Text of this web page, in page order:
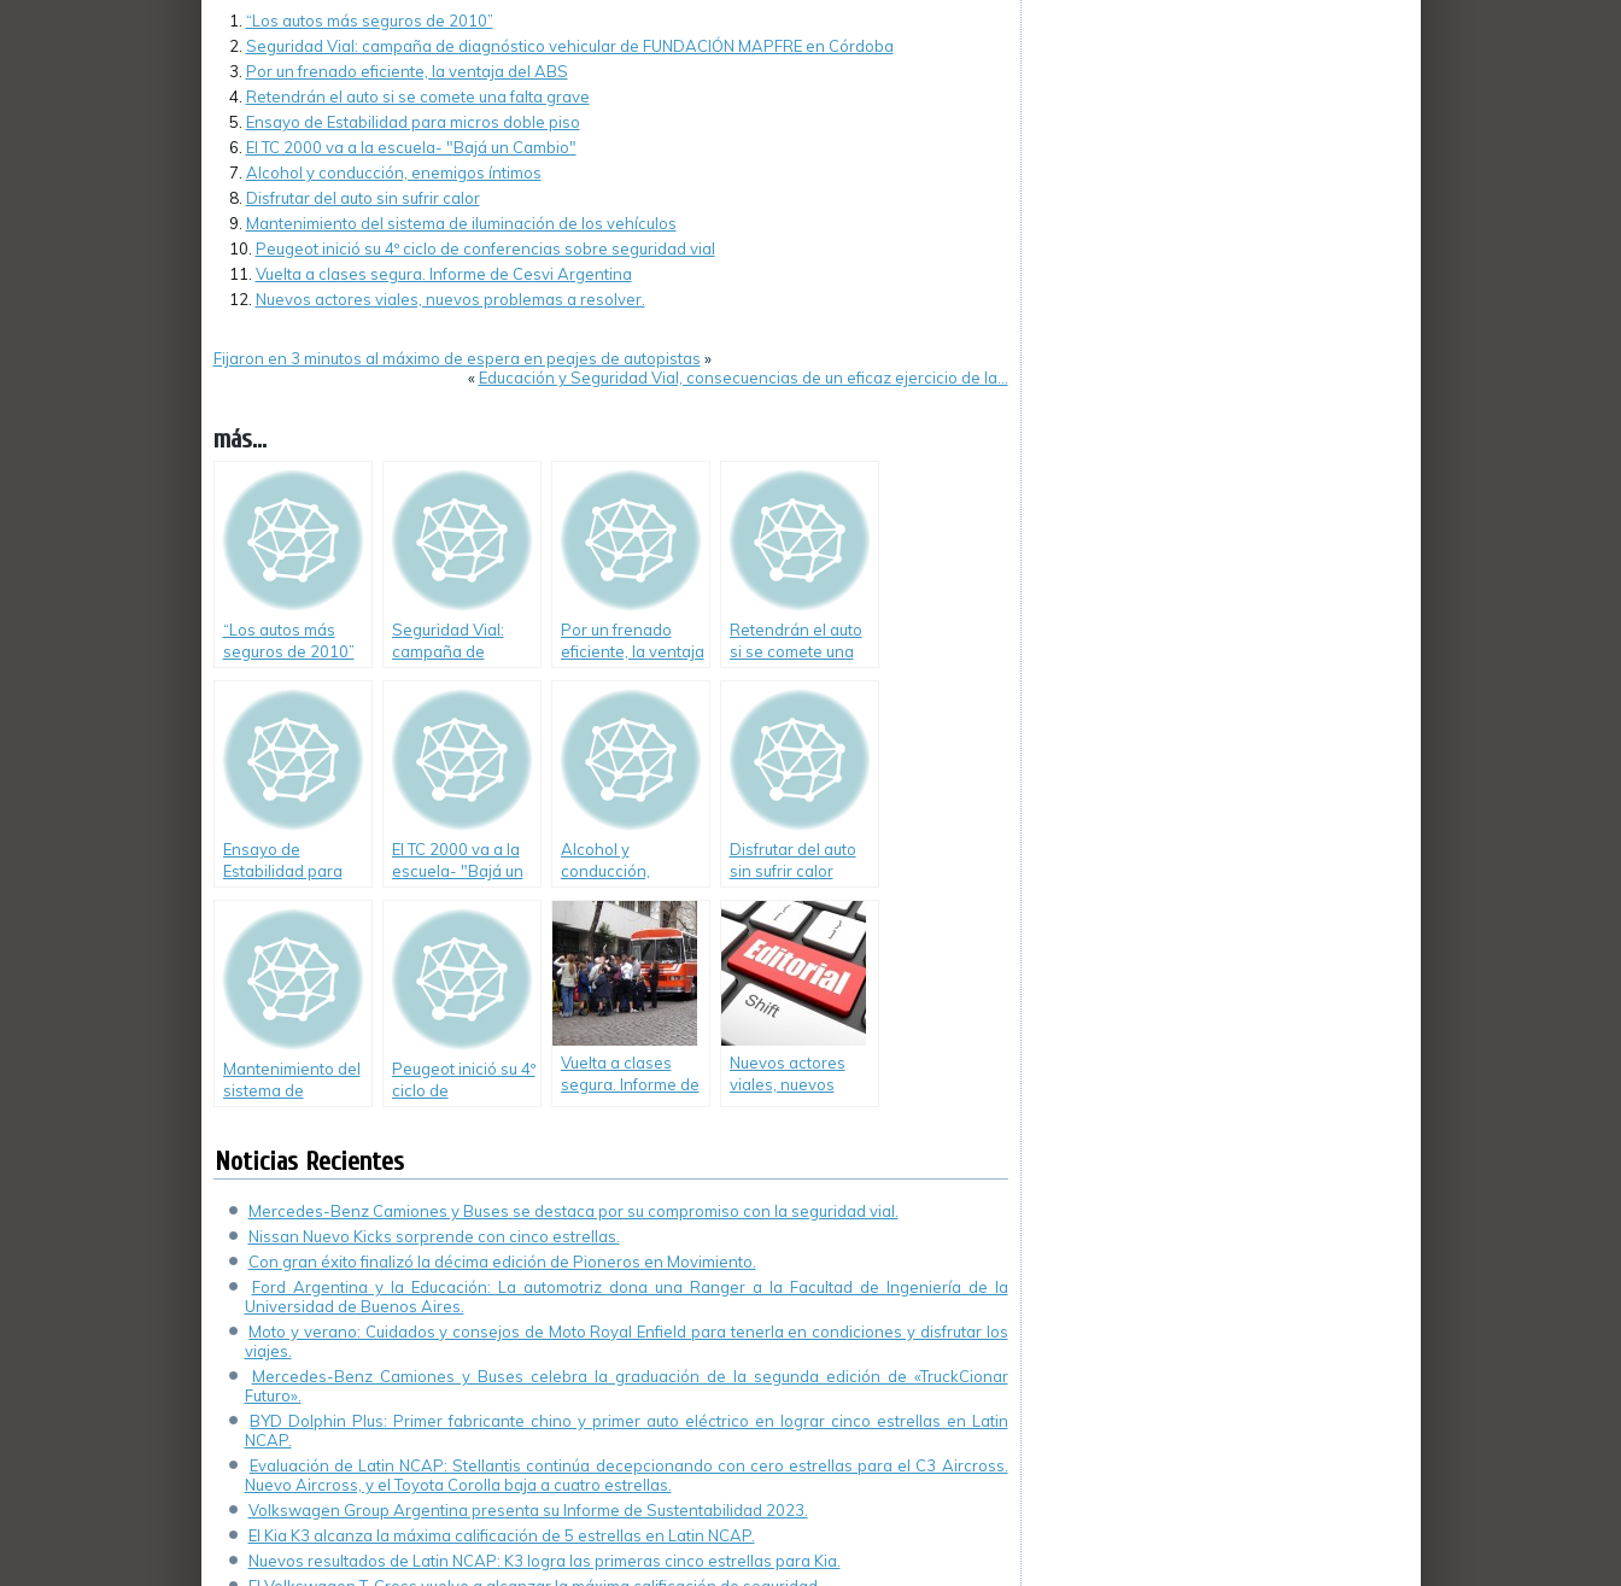
“Los autos más seguros de 2010”
Seguridad Vial: campaña de diagnóstico vehicular de FUNDACIÓN MAPFRE en Córdoba
Por un frenado eficiente, la ventaja del ABS
Retendrán el auto si se comete una falta grave
Ensayo de Estabilidad para micros doble piso
El TC 2000 va a la escuela- "Bajá un Cambio"
Alcohol y conducción, enemigos íntimos
Disfrutar del auto sin sufrir calor
Mantenimiento del sistema de iluminación de los vehículos
Peugeot inició su 4º ciclo de conferencias sobre seguridad vial
Vuelta a clases segura. Informe de Cesvi Argentina
Nuevos actores viales, nuevos problemas a resolver.
Fijaron en 3 minutos al máximo de espera en peajes de autopistas »
«Educación y Seguridad Vial, consecuencias de un eficaz ejercicio de la…
más...
“Los autos más
seguros de 2010”
Seguridad Vial:
campaña de
vehicular de
FUNDACIÓN
MAPFRE en
Córdoba
Por un frenado
eficiente, la ventaja
Retendrán el auto
si se comete una
Ensayo de
Estabilidad para
El TC 2000 va a la
escuela- "Bajá un
Alcohol y
conducción,
Disfrutar del auto
sin sufrir calor
Mantenimiento del
sistema de
Peugeot inició su 4º
ciclo de
Vuelta a clases
segura. Informe de
Nuevos actores
viales, nuevos
Noticias Recientes
Mercedes-Benz Camiones y Buses se destaca por su compromiso con la seguridad vial.
Nissan Nuevo Kicks sorprende con cinco estrellas.
Con gran éxito finalizó la décima edición de Pioneros en Movimiento.
Ford Argentina y la Educación: La automotriz dona una Ranger a la Facultad de Ingeniería de la
Universidad de Buenos Aires.
Moto y verano: Cuidados y consejos de Moto Royal Enfield para tenerla en condiciones y disfrutar los
viajes.
Mercedes-Benz Camiones y Buses celebra la graduación de la segunda edición de «TruckCionar
Futuro».
BYD Dolphin Plus: Primer fabricante chino y primer auto eléctrico en lograr cinco estrellas en Latin
NCAP.
Evaluación de Latin NCAP: Stellantis continúa decepcionando con cero estrellas para el C3 Aircross.
Nuevo Aircross, y el Toyota Corolla baja a cuatro estrellas.
Volkswagen Group Argentina presenta su Informe de Sustentabilidad 2023.
El Kia K3 alcanza la máxima calificación de 5 estrellas en Latin NCAP.
Nuevos resultados de Latin NCAP: K3 logra las primeras cinco estrellas para Kia.